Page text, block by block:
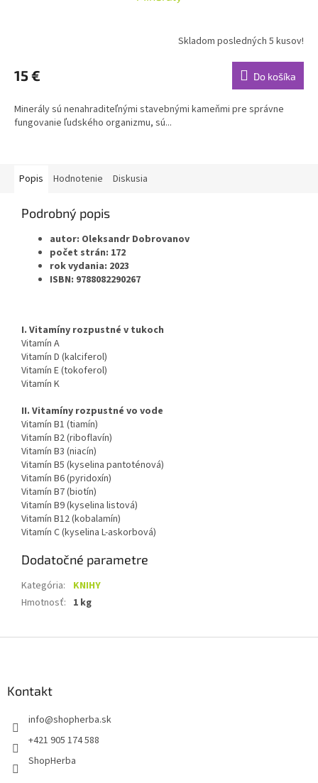
Skladom posledných 5 kusov!
15 € Do košíka
Minerály sú nenahraditeľnými stavebnými kameňmi pre správne
fungovanie ľudského organizmu, sú...
Popis Hodnotenie Diskusia
Podrobný popis
autor: Oleksandr Dobrovanov
počet strán: 172
rok vydania: 2023
ISBN: 9788082290267
I. Vitamíny rozpustné v tukoch
Vitamín A
Vitamín D (kalciferol)
Vitamín E (tokoferol)
Vitamín K
II. Vitamíny rozpustné vo vode
Vitamín B1 (tiamín)
Vitamín B2 (riboflavín)
Vitamín B3 (niacín)
Vitamín B5 (kyselina pantoténová)
Vitamín B6 (pyridoxín)
Vitamín B7 (biotín)
Vitamín B9 (kyselina listová)
Vitamín B12 (kobalamín)
Vitamín C (kyselina L-askorbová)
Dodatočné parametre
Kategória:
KNIHY
Hmotnosť: 1 kg
Kontakt
info@shopherba.sk
+421 905 174 588
ShopHerba